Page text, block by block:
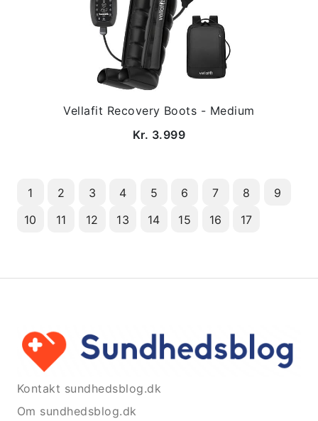
Vellafit Recovery Boots - Medium
Kr. 3.999
1 2 3 4 5 6 7 8
9
10
11 12 13 14 15 16 17
Kontakt sundhedsblog.dk
Om sundhedsblog.dk